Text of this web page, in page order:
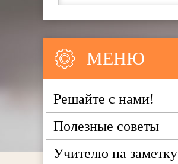
МЕНЮ
Решайте с нами!
Полезные советы
Учителю на заметку